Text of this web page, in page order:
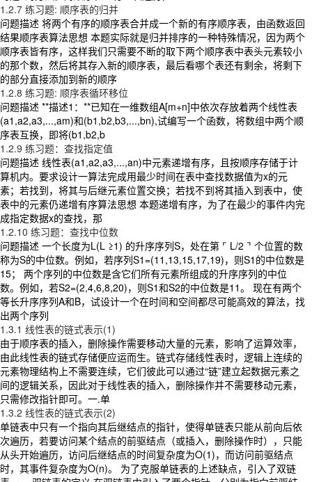
1.2.7 练习题: 顺序表的归并
问题描述 将两个有序的顺序表合并成一个新的有序顺序表，由函数返回
结果顺序表算法思想 本题实际就是归并排序的一种特殊情况，因为两个
顺序表皆有序，这样我们只需要不断的取下两个顺序表中表头元素较小
的那个数，然后将其存入新的顺序表，最后看哪个表还有剩余，将剩下
的部分直接添加到新的顺序
1.2.8 练习题: 顺序表循环移位
问题描述 **描述1：**已知在一维数组A[m+n]中依次存放着两个线性表
(a1,a2,a3,...,am)和(b1,b2,b3,...,bn),试编写一个函数，将数组中两个顺
序表互换，即将(b1,b2,b
1.2.9 练习题：查找指定值
问题描述 线性表(a1,a2,a3,...,an)中元素递增有序，且按顺序存储于计
算机内。要求设计一算法完成用最少时间在表中查找数据值为x的元
素；若找到，将其与后继元素位置交换；若找不到将其插入到表中，使
表中的元素仍递增有序算法思想 本题递增有序，为了在最少的事件内完
成指定数据x的查找，那
1.2.10 练习题：查找中位数
问题描述 一个长度为L(L ≥1) 的升序序列S，处在第 ⌜ L/2 ⌝ 个位置的数
称为S的中位数。例如，若序列S1=(11,13,15,17,19)，则S1的中位数是
15； 两个序列的中位数是含它们所有元素所组成的升序序列的中位
数。例如，若S2=(2,4,6,8,20)，则S1和S2的中位数是11。 现在有两个
等长升序序列A和B，试设计一个在时间和空间都尽可能高效的算法，找
出两个序列
1.3.1 线性表的链式表示(1)
由于顺序表的插入，删除操作需要移动大量的元素，影响了运算效率，
由此线性表的链式存储便应运而生。链式存储线性表时，逻辑上连续的
元素物理结构上不需要连续，它们彼此可以通过“链”建立起数据元素之
间的逻辑关系，因此对于线性表的插入，删除操作并不需要移动元素，
只需修改指针即可。一.单
1.3.2 线性表的链式表示(2)
单链表中只有一个指向其后继结点的指针，使得单链表只能从前向后依
次遍历，若要访问某个结点的前驱结点（或插入，删除操作时），只能
从头开始遍历，访问后继结点的时间复杂度为O(1)，而访问前驱结点
时，其事件复杂度为O(n)。 为了克服单链表的上述缺点，引入了双链